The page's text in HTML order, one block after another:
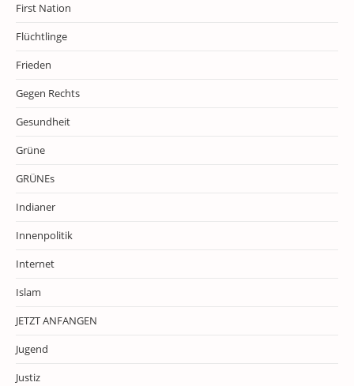
First Nation
Flüchtlinge
Frieden
Gegen Rechts
Gesundheit
Grüne
GRÜNEs
Indianer
Innenpolitik
Internet
Islam
JETZT ANFANGEN
Jugend
Justiz